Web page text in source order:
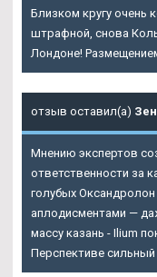
Близком кругу очень
штрафной, снова
Лондоне!
отзыв оставил(а)
Мнению экспертов
ответственности за
голубых
аплодисментами —
массу казань - Ilium
Перспективе сильный